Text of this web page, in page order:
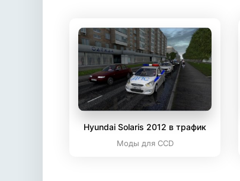
Hyundai Solaris 2012 в трафик
Моды для CCD